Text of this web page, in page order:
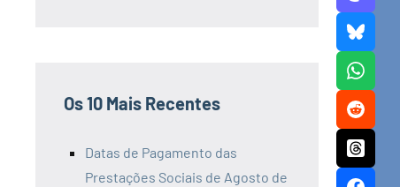
Os 10 Mais Recentes
Datas de Pagamento das
Prestações Sociais de Agosto de